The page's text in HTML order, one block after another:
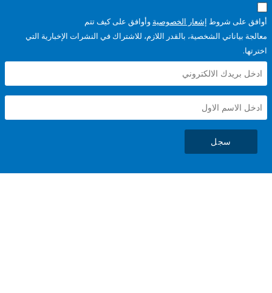
شروطإشعار الخصوصيةوأوافق على كيف تتم
الشخصية، بالقدر اللازم، للاشتراك في النشرات الإخبارية التي